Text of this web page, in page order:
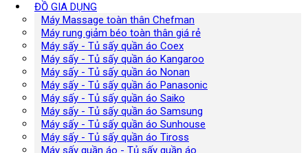
ĐỒ GIA DỤNG
Máy Massage toàn thân Chefman
Máy rung giảm béo toàn thân giá rẻ
Máy sấy - Tủ sấy quần áo Coex
Máy sấy - Tủ sấy quần áo Kangaroo
Máy sấy - Tủ sấy quần áo Nonan
Máy sấy - Tủ sấy quần áo Panasonic
Máy sấy - Tủ sấy quần áo Saiko
Máy sấy - Tủ sấy quần áo Samsung
Máy sấy - Tủ sấy quần áo Sunhouse
Máy sấy - Tủ sấy quần áo Tiross